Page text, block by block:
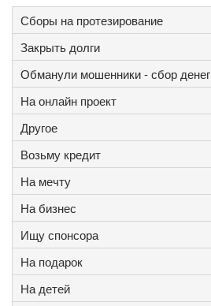
Сборы на протезирование
Закрыть долги
Обманули мошенники - сбор денег
На онлайн проект
Другое
Возьму кредит
На мечту
На бизнес
Ищу спонсора
На подарок
На детей